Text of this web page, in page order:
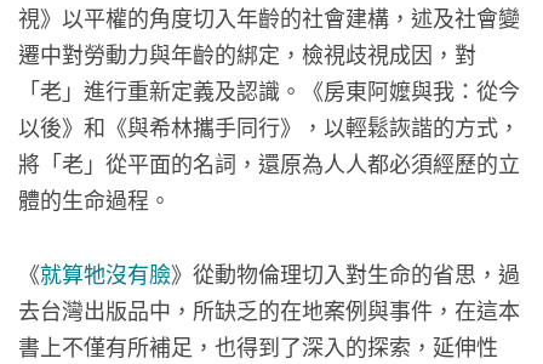
視》以平權的角度切入年齡的社會建構，述及社會變
遷中對勞動力與年齡的綁定，檢視歧視成因，對
「老」進行重新定義及認識。《房東阿嬤與我：從今
以後》和《與希林攜手同行》，以輕鬆詼諧的方式，
將「老」從平面的名詞，還原為人人都必須經歷的立
體的生命過程。
《就算牠沒有臉》從動物倫理切入對生命的省思，過
去台灣出版品中，所缺乏的在地案例與事件，在這本
書上不僅有所補足，也得到了深入的探索，延伸性